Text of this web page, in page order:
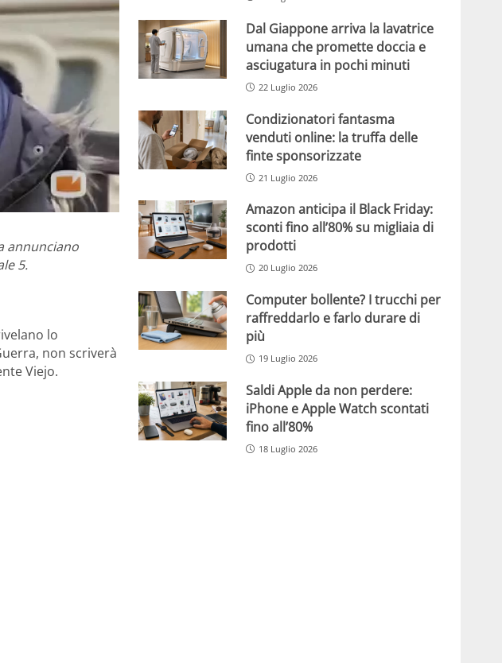
annunciano
5.
lo
non scriverà
Viejo.
Dal Giappone arriva la lavatrice
umana che promette doccia e
asciugatura in pochi minuti
22 Luglio 2026
Condizionatori fantasma
venduti online: la truffa delle
finte sponsorizzate
21 Luglio 2026
Amazon anticipa il Black Friday:
sconti fino all’80% su migliaia di
prodotti
20 Luglio 2026
Computer bollente? I trucchi per
raffreddarlo e farlo durare di
più
19 Luglio 2026
Saldi Apple da non perdere:
iPhone e Apple Watch scontati
fino all’80%
18 Luglio 2026